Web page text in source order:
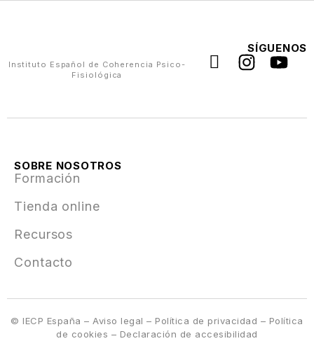
Instituto Español de Coherencia Psico-
Fisiológica
SOBRE NOSOTROS
Formación
Tienda online
Recursos
Contacto
SÍGUENOS
© IECP España – Aviso legal – Política de privacidad – Política
de cookies – Declaración de accesibilidad